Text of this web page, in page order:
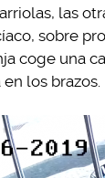
las
sobre
coge una
los brazos.